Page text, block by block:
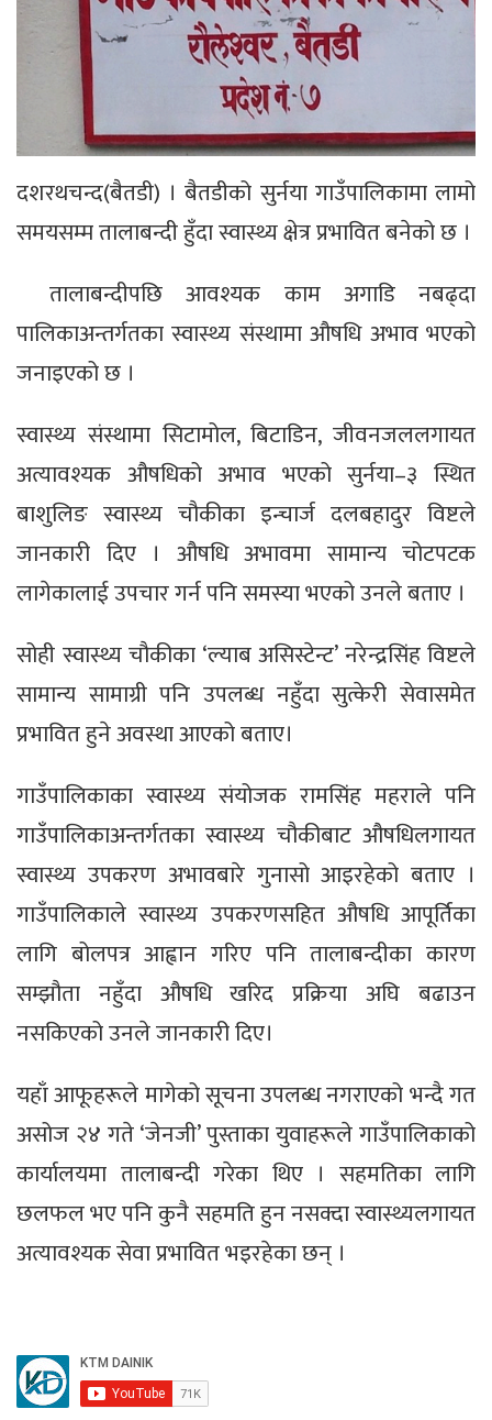
दशरथचन्द(बैतडी) । बैतडीको सुर्नया गाउँपालिकामा लामो
समयसम्म तालाबन्दी हुँदा स्वास्थ्य क्षेत्र प्रभावित बनेको छ ।
तालाबन्दीपछि आवश्यक काम अगाडि नबढ्दा
पालिकाअन्तर्गतका स्वास्थ्य संस्थामा औषधि अभाव भएको
जनाइएको छ ।
स्वास्थ्य संस्थामा सिटामोल, बिटाडिन, जीवनजललगायत
अत्यावश्यक औषधिको अभाव भएको सुर्नया–३ स्थित
बाशुलिङ स्वास्थ्य चौकीका इन्चार्ज दलबहादुर विष्टले
जानकारी दिए । औषधि अभावमा सामान्य चोटपटक
लागेकालाई उपचार गर्न पनि समस्या भएको उनले बताए ।
सोही स्वास्थ्य चौकीका ‘ल्याब असिस्टेन्ट’ नरेन्द्रसिंह विष्टले
सामान्य सामाग्री पनि उपलब्ध नहुँदा सुत्केरी सेवासमेत
प्रभावित हुने अवस्था आएको बताए।
गाउँपालिकाका स्वास्थ्य संयोजक रामसिंह महराले पनि
गाउँपालिकाअन्तर्गतका स्वास्थ्य चौकीबाट औषधिलगायत
स्वास्थ्य उपकरण अभावबारे गुनासो आइरहेको बताए ।
गाउँपालिकाले स्वास्थ्य उपकरणसहित औषधि आपूर्तिका
लागि बोलपत्र आह्वान गरिए पनि तालाबन्दीका कारण
सम्झौता नहुँदा औषधि खरिद प्रक्रिया अघि बढाउन
नसकिएको उनले जानकारी दिए।
यहाँ आफूहरूले मागेको सूचना उपलब्ध नगराएको भन्दै गत
असोज २४ गते ‘जेनजी’ पुस्ताका युवाहरूले गाउँपालिकाको
कार्यालयमा तालाबन्दी गरेका थिए । सहमतिका लागि
छलफल भए पनि कुनै सहमति हुन नसक्दा स्वास्थ्यलगायत
अत्यावश्यक सेवा प्रभावित भइरहेका छन् ।